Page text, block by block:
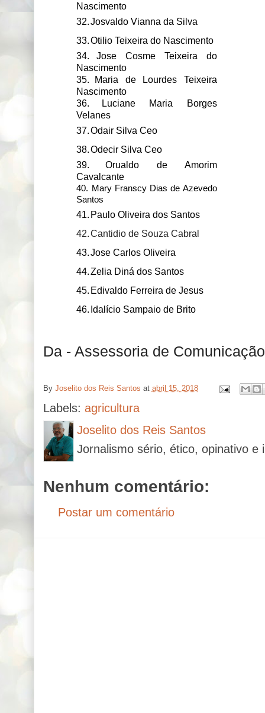
Nascimento
32.Josvaldo Vianna da Silva
33.Otilio Teixeira do Nascimento
34.
Jose Cosme Teixeira do
Nascimento
35.
Maria de Lourdes Teixeira
Nascimento
36.
Luciane Maria Borges
Velanes
37.Odair Silva Ceo
38.Odecir Silva Ceo
39.
Orualdo de Amorim
Cavalcante
40. Mary Franscy Dias de Azevedo
Santos
41. Paulo Oliveira dos Santos
42.Cantidio de Souza Cabral
43.Jose Carlos Oliveira
44.Zelia Diná dos Santos
45. Edivaldo Ferreira de Jesus
46. Idalício Sampaio de Brito
Da - Assessoria de
By Joselito dos Reis Santos at abril 15, 2018
Labels: agricultura
Joselito dos Reis Santos
Jornalismo sério, ético, opinativo e
Nenhum comentário:
Postar um comentário